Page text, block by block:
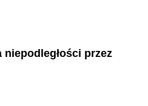
przez